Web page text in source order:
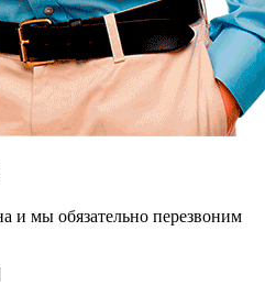
и мы обязательно перезвоним